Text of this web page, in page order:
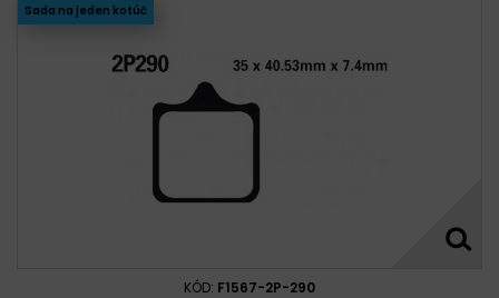
Sada na jeden kotúč
KÓD: F1567-2P-290